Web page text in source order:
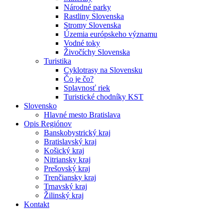
Národné parky
Rastliny Slovenska
Stromy Slovenska
Územia európskeho významu
Vodné toky
Živočíchy Slovenska
Turistika
Cyklotrasy na Slovensku
Čo je čo?
Splavnosť riek
Turistické chodníky KST
Slovensko
Hlavné mesto Bratislava
Opis Regiónov
Banskobystrický kraj
Bratislavský kraj
Košický kraj
Nitriansky kraj
Prešovský kraj
Trenčiansky kraj
Trnavský kraj
Žilinský kraj
Kontakt